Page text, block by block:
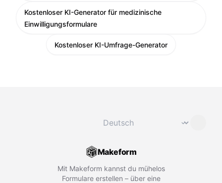
Kostenloser KI-Generator für medizinische
Einwilligungsformulare
Kostenloser KI-Umfrage-Generator
⌄
Makeform
Mit Makeform kannst du mühelos
Formulare erstellen – über eine